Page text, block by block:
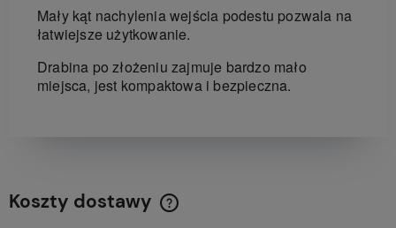
Mały kąt nachylenia wejścia podestu pozwala na
łatwiejsze użytkowanie.
Drabina po złożeniu zajmuje bardzo mało
miejsca, jest kompaktowa i bezpieczna.
Koszty dostawy